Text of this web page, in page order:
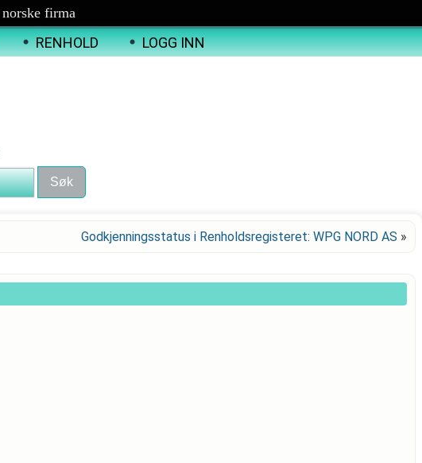
firma
RENHOLD LOGG INN
Godkjenningsstatus i Renholdsregisteret: WPG NORD AS »